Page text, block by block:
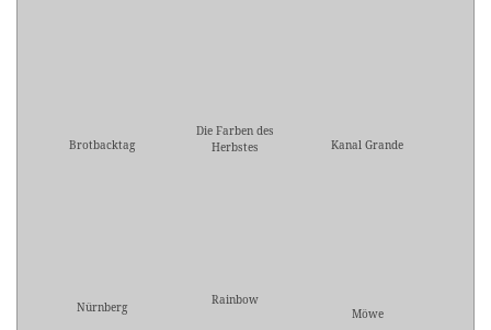
Brotbacktag
Die Farben des
Herbstes
Kanal Grande
Nürnberg
Rainbow
Möwe